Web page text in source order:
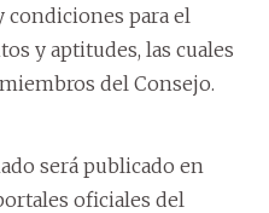
condiciones para el
y aptitudes, las cuales
del Consejo.
será publicado en
oficiales del